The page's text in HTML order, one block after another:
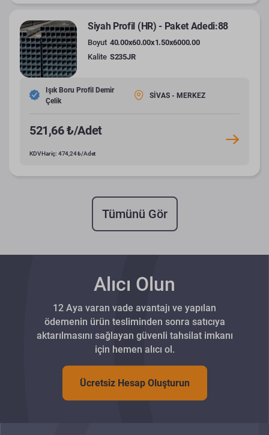
Siyah Profil (HR) - Paket Adedi:88
Boyut 40.00x60.00x1.50x6000.00
Kalite S235JR
Işık Boru Profil Demir
Çelik
SİVAS - MERKEZ
521,66 ₺/Adet
KDV Hariç: 474,24 ₺/Adet
Tümünü Gör
Alıcı Olun
12 Aya varan vade avantajı ve yapılan
ödemenin ürün tesliminden sonra satıcıya
aktarılmasını sağlayan güvenli tahsilat imkanı
için hemen alıcı ol.
Ücretsiz Hesap Oluşturun